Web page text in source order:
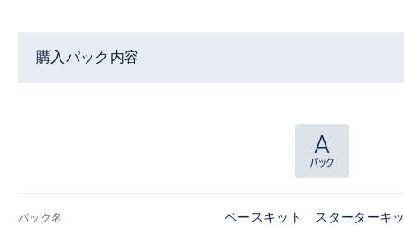
購入パック内容
パック名 ベースキット スターターキ